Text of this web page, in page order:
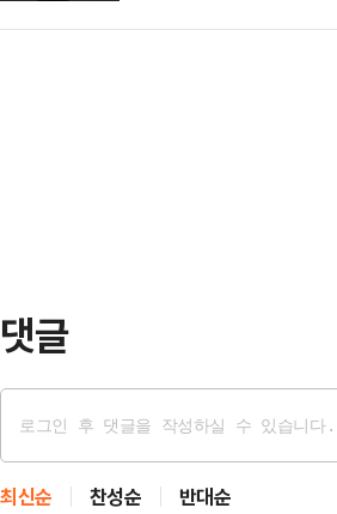
8명의 여성을…
되는 느낌을 받을
장 완화 기대와
댓글
최신순 찬성순 반대순